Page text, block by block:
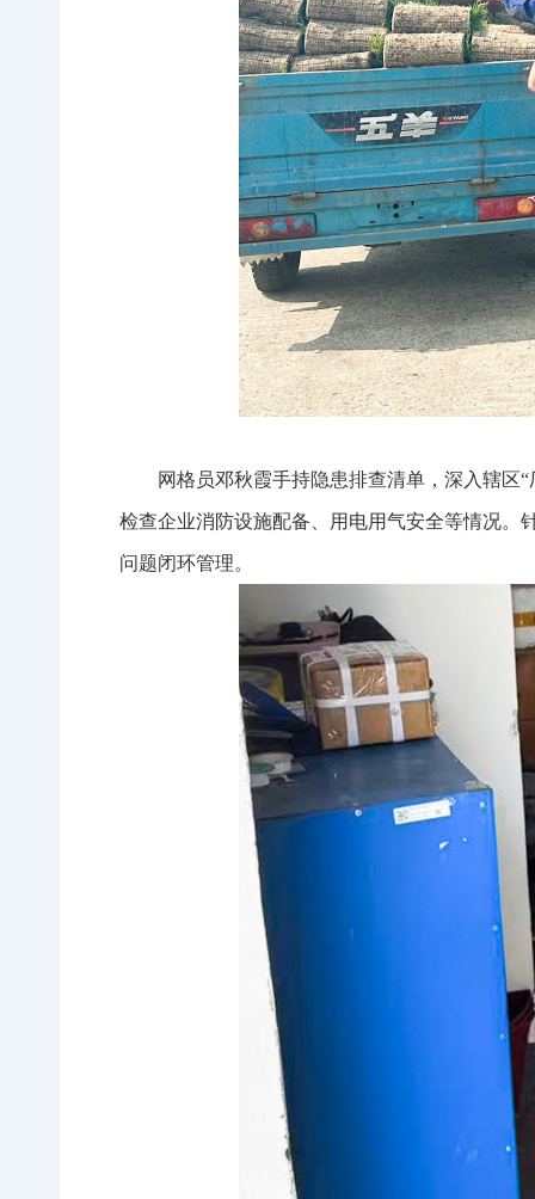
网格员邓秋霞手持隐患排查清单，深入辖区
检查企业消防设施配备、用电用气安全等情况。
问题闭环管理。